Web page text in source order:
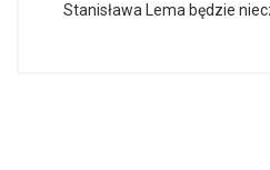
Stanisława Lema będzie